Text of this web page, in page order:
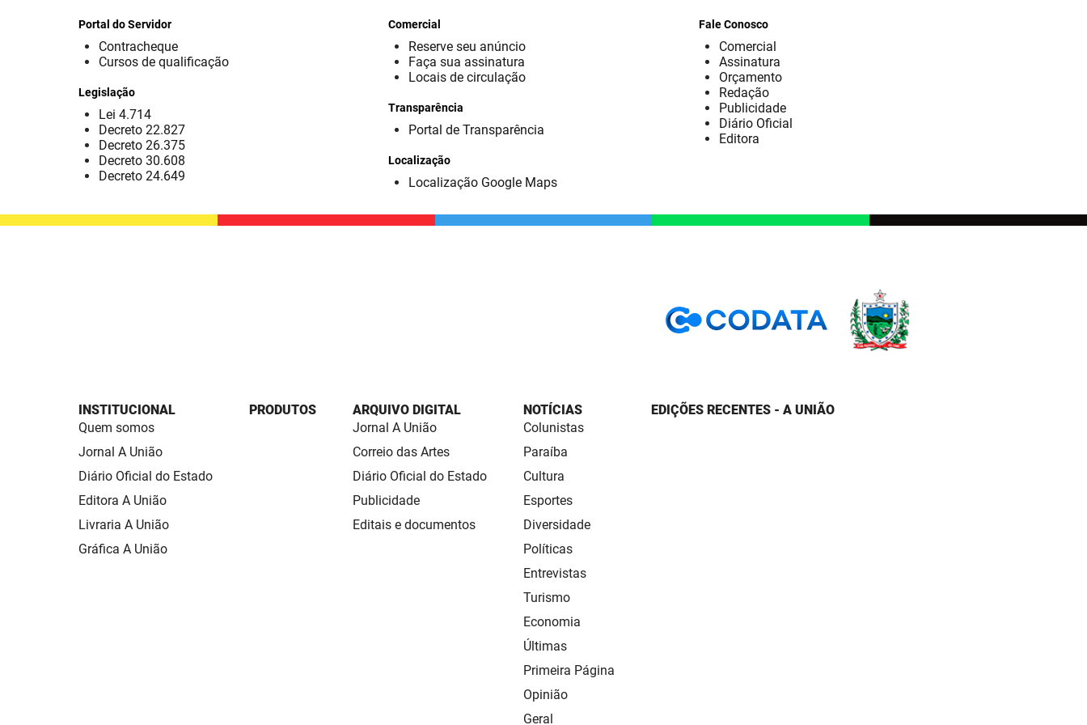
Portal do Servidor
Contracheque
Cursos de qualificação
Legislação
Lei 4.714
Decreto 22.827
Decreto 26.375
Decreto 30.608
Decreto 24.649
Comercial
Reserve seu anúncio
Faça sua assinatura
Locais de circulação
Transparência
Portal de Transparência
Localização
Localização Google Maps
Fale Conosco
Comercial
Assinatura
Orçamento
Redação
Publicidade
Diário Oficial
Editora
INSTITUCIONAL
Quem somos
Jornal A União
Diário Oficial do Estado
Editora A União
Livraria A União
Gráfica A União
PRODUTOS
ARQUIVO DIGITAL
Jornal A União
Correio das Artes
Diário Oficial do Estado
Publicidade
Editais e documentos
NOTÍCIAS
Colunistas
Paraíba
Cultura
Esportes
Diversidade
Políticas
Entrevistas
Turismo
Economia
Últimas
Primeira Página
Opinião
Geral
EDIÇÕES RECENTES - A UNIÃO